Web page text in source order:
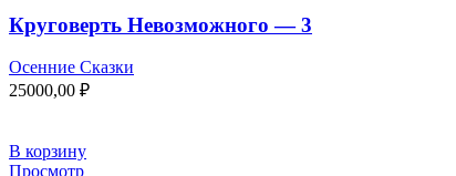
Круговерть Невозможного — 3
Осенние Сказки
25000,00 ₽
В корзину
Просмотр